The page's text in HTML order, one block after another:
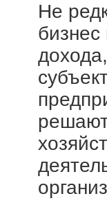
Не
бизнес